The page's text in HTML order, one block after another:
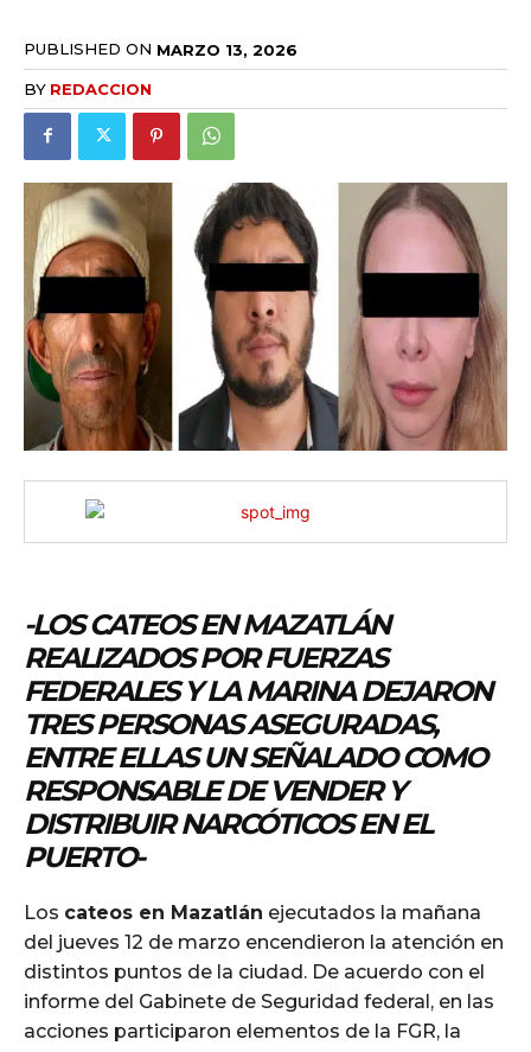
PUBLISHED ON MARZO 13, 2026
BY REDACCION
-LOS CATEOS EN MAZATLÁN
REALIZADOS POR FUERZAS
FEDERALES Y LA MARINA DEJARON
TRES PERSONAS ASEGURADAS,
ENTRE ELLAS UN SEÑALADO COMO
RESPONSABLE DE VENDER Y
DISTRIBUIR NARCÓTICOS EN EL
PUERTO-
Los cateos en Mazatlán ejecutados la mañana
del jueves 12 de marzo encendieron la atención en
distintos puntos de la ciudad. De acuerdo con el
informe del Gabinete de Seguridad federal, en las
acciones participaron elementos de la FGR, la